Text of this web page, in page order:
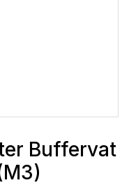
Buffervat